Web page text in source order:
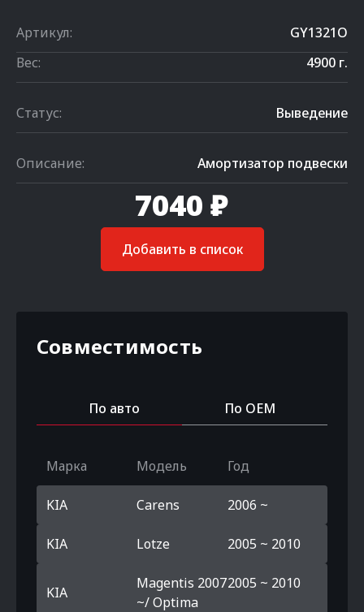
Артикул:
GY1321O
Вес:
4900 г.
Статус: Выведение
Описание: Амортизатор подвески
7040 ₽
Добавить в список
Совместимость
По авто По OEM
Марка Модель Год
KIA Carens 2006 ~
KIA Lotze 2005 ~ 2010
KIA
Magentis 2007
~/ Optima
2005 ~ 2010